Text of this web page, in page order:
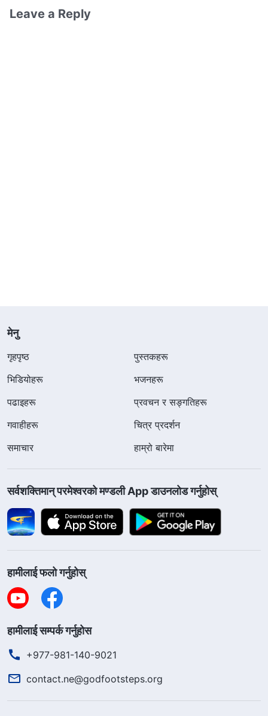
Leave a Reply
मेनु
गृहपृष्ठ
पुस्तकहरू
भिडियोहरू
भजनहरू
पढाइहरू
प्रवचन र सङ्गतिहरू
गवाहीहरू
चित्र प्रदर्शन
समाचार
हाम्रो बारेमा
सर्वशक्तिमान्‌ परमेश्‍वरको मण्डली App डाउनलोड गर्नुहोस्
हामीलाई फलो गर्नुहोस्
हामीलाई सम्पर्क गर्नुहोस
+977-981-140-9021
contact.ne@godfootsteps.org